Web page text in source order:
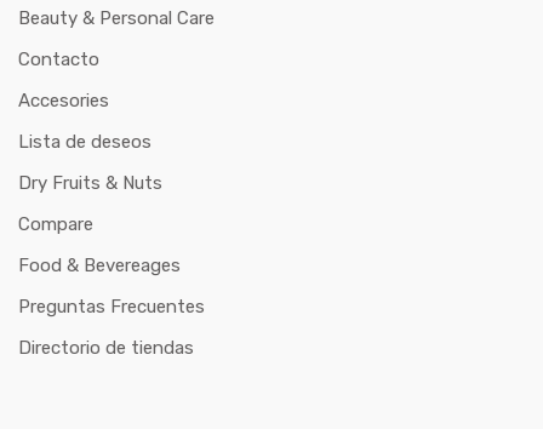
Beauty & Personal Care
Contacto
Accesories
Lista de deseos
Dry Fruits & Nuts
Compare
Food & Bevereages
Preguntas Frecuentes
Directorio de tiendas